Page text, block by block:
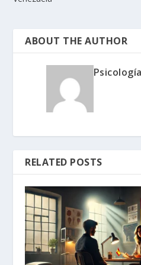
ABOUT THE AUTHOR
RELATED POSTS